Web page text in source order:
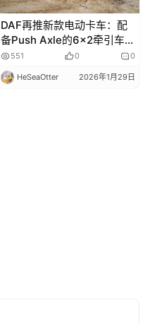
DAF再推新款电动卡车：配
备Push Axle的6×2牵引车及
越野底盘
551 0 0
HeSeaOtter 2026年1月29日